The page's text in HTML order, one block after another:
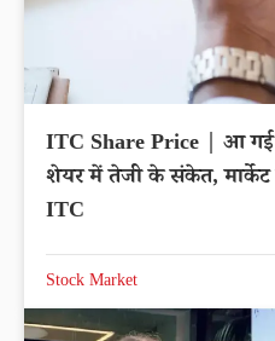
ITC Share Price | आ गई
शेयर में तेजी के संकेत,
ITC
Stock Market